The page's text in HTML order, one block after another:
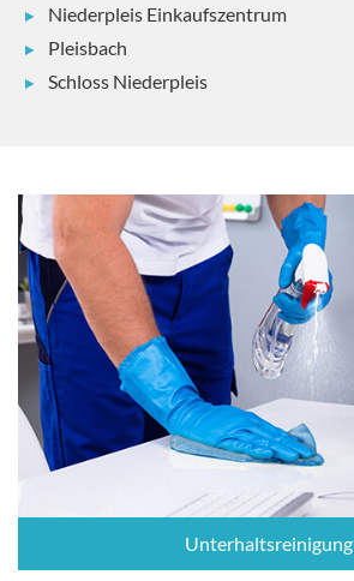
Niederpleis Einkaufszentrum
Pleisbach
Schloss Niederpleis
Unterhaltsreinigung